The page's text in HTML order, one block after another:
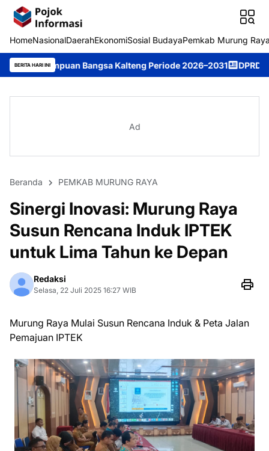
HomeNasionalDaerahEkonomiSosial BudayaPemkab Murung
BERITA HARI INI
Kalteng Periode 2026–2031 DPRD Murung Raya Studi
Ad
Beranda PEMKAB MURUNG RAYA
Sinergi Inovasi: Murung Raya
Susun Rencana Induk IPTEK
untuk Lima Tahun ke Depan
Redaksi
Selasa, 22 Juli 2025 16:27 WIB
Murung Raya Mulai Susun Rencana Induk & Peta Jalan
Pemajuan IPTEK